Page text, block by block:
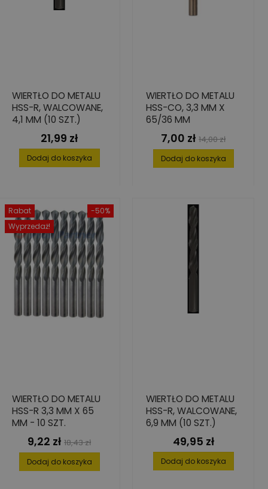
WIERTŁO DO METALU
HSS-R, WALCOWANE,
4,1 MM (10 SZT.)
Cena
21,99 zł
Dodaj do koszyka
WIERTŁO DO METALU
HSS-CO, 3,3 MM X
65/36 MM
Cena
7,00 zł Cena
podstawowa
14,00 zł
Dodaj do koszyka
-50%
Rabat
Wyprzedaż!
WIERTŁO DO METALU
HSS-R 3,3 MM X 65
MM - 10 SZT.
Cena
9,22 zł Cena
podstawowa
18,43 zł
Dodaj do koszyka
WIERTŁO DO METALU
HSS-R, WALCOWANE,
6,9 MM (10 SZT.)
Cena
49,95 zł
Dodaj do koszyka